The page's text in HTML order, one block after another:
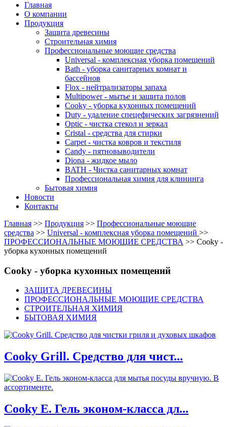
Главная
О компании
Продукция
Защита древесины
Строительная химия
Профессиональные моющие средства
Universal - комплексная уборка помещений
Bath - уборка санитарных комнат и
бассейнов
Flox - нейтрализаторы запаха
Multipower - мытье и защита полов
Cooky - уборка кухонных помещений
Duty - удаление спецефических загрязнений
Optic - чистка стекол и зеркал
Cristal - средства для стирки
Carpet - чистка ковров и текстиля
Candy - пятновыводители
Diona - жидкое мыло
BATH - Чистка санитарных комнат
Профессиональная химия для клининга
Бытовая химия
Новости
Контакты
Главная >> Продукция >> Профессиональные моющие
средства >> Universal - комплексная уборка помещений >>
ПРОФЕССИОНАЛЬНЫЕ МОЮЩИЕ СРЕДСТВА >> Cooky -
уборка кухонных помещений
Cooky - уборка кухонных помещений
ЗАЩИТА ДРЕВЕСИНЫ
ПРОФЕССИОНАЛЬНЫЕ МОЮЩИЕ СРЕДСТВА
СТРОИТЕЛЬНАЯ ХИМИЯ
БЫТОВАЯ ХИМИЯ
Cooky Grill. Средство для чист...
Cooky E. Гель эконом-класса дл...